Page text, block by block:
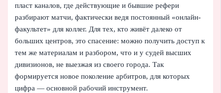
пласт каналов, где действующие и бывшие рефери
разбирают матчи, фактически ведя постоянный «онлайн-
факультет» для коллег. Для тех, кто живёт далеко от
больших центров, это спасение: можно получить доступ к
тем же материалам и разбором, что и у судей высших
дивизионов, не выезжая из своего города. Так
формируется новое поколение арбитров, для которых
цифра — основной рабочий инструмент.